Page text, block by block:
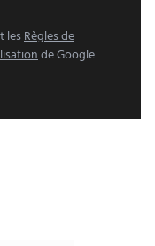
lesRègles de
de Google